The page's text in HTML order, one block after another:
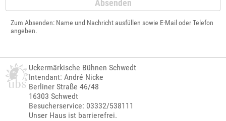
Zum Absenden: Name und Nachricht ausfüllen sowie E-Mail oder Telefon
angeben.
Uckermärkische Bühnen Schwedt
Intendant: André Nicke
Berliner Straße 46/48
16303 Schwedt
Besucherservice: 03332/538111
Unser Haus ist barrierefrei.